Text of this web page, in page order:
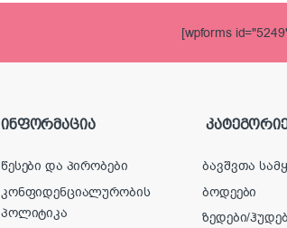
[wpforms
ინფორმაცია
წესები და პირობები
კონფიდენციალურობის
პოლიტიკა
ბავშვთა
ბოდეები
ზედები/